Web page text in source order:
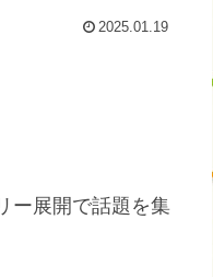
2025.01.19
ー展開で話題を集